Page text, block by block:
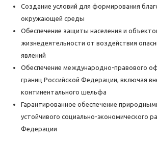
Создание условий для формирования
окружающей среды
Обеспечение защиты населения и
жизнедеятельности от воздействия
явлений
Обеспечение международно-правового
границ Российской Федерации, включая
континентального шельфа
Гарантированное обеспечение
устойчивого социально-экономического
Федерации